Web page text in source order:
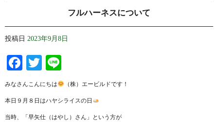
フルハーネスについて
投稿日 2023年9月8日
Facebook
Twitter
みなさんこんにちは （株）エービルドです！
本日９月８日はハヤシライスの日
当時、「早矢仕（はやし）さん」という方が